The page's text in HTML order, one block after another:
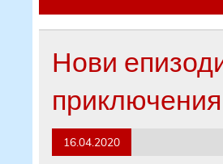
Нови
приключения
16.04.2020